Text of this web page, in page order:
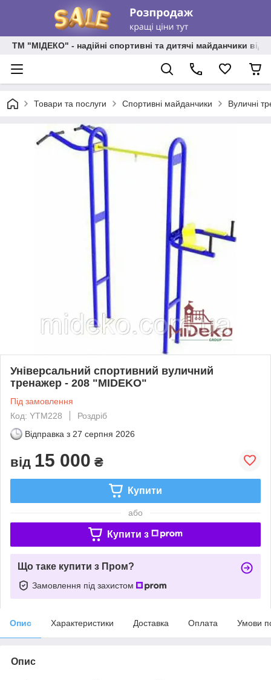
ТМ "МІДЕКО" - надійні спортивні та дитячі майданчики від
Товари та послуги Спортивні майданчики Вуличні
Універсальний спортивний вуличний
тренажер - 208 "MIDEKO"
Під замовлення
Код: YTM228
Роздріб
Відправка з 27 серпня 2026
від 15 000 ₴
Купити
або
Купити з
Що таке купити з Пром?
Замовлення під захистом
Опис Характеристики Доставка Оплата Умови
Опис